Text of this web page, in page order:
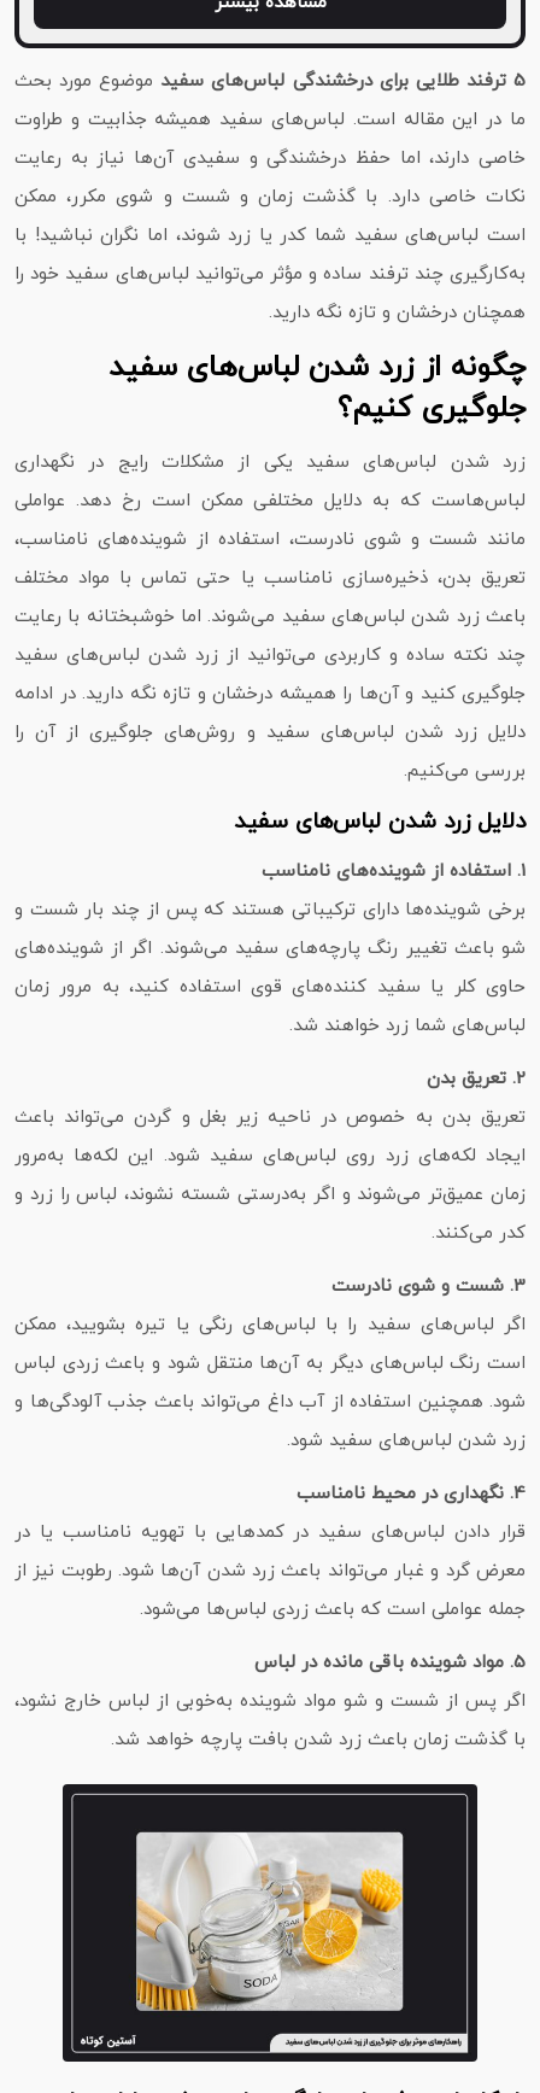
5 ترفند طلایی برای درخشندگی لباس‌های سفید
موضوع مورد بحث
ما در این مقاله است. لباس‌های سفید همیشه جذابیت و طراوت
خاصی دارند، اما حفظ درخشندگی و سفیدی آن‌ها نیاز به رعایت
نکات خاصی دارد. با گذشت زمان و شست و شوی مکرر، ممکن
است لباس‌های سفید شما کدر یا زرد شوند، اما نگران نباشید! با
به‌کارگیری چند ترفند ساده و مؤثر می‌توانید لباس‌های سفید خود را
همچنان درخشان و تازه نگه دارید.
چگونه از زرد شدن لباس‌های سفید
جلوگیری کنیم؟
زرد شدن لباس‌های سفید یکی از مشکلات رایج در نگهداری
لباس‌هاست که به دلایل مختلفی ممکن است رخ دهد. عواملی
مانند شست‌ و شوی نادرست، استفاده از شوینده‌های نامناسب،
تعریق بدن، ذخیره‌سازی نامناسب یا حتی تماس با مواد مختلف
باعث زرد شدن لباس‌های سفید می‌شوند. اما خوشبختانه با رعایت
چند نکته ساده و کاربردی می‌توانید از زرد شدن لباس‌های سفید
جلوگیری کنید و آن‌ها را همیشه درخشان و تازه نگه دارید. در ادامه
دلایل زرد شدن لباس‌های سفید و روش‌های جلوگیری از آن را
بررسی می‌کنیم.
دلایل زرد شدن لباس‌های سفید
1. استفاده از شوینده‌های نامناسب
برخی شوینده‌ها دارای ترکیباتی هستند که پس از چند بار شست‌ و
شو باعث تغییر رنگ پارچه‌های سفید می‌شوند. اگر از شوینده‌های
حاوی کلر یا سفید کننده‌های قوی استفاده کنید، به مرور زمان
لباس‌های شما زرد خواهند شد.
2. تعریق بدن
تعریق بدن به‌ خصوص در ناحیه زیر بغل و گردن می‌تواند باعث
ایجاد لکه‌های زرد روی لباس‌های سفید شود. این لکه‌ها به‌مرور
زمان عمیق‌تر می‌شوند و اگر به‌درستی شسته نشوند، لباس را زرد و
کدر می‌کنند.
3. شست‌ و شوی نادرست
اگر لباس‌های سفید را با لباس‌های رنگی یا تیره بشویید، ممکن
است رنگ لباس‌های دیگر به آن‌ها منتقل شود و باعث زردی لباس
شود. همچنین استفاده از آب داغ می‌تواند باعث جذب آلودگی‌ها و
زرد شدن لباس‌های سفید شود.
4. نگهداری در محیط نامناسب
قرار دادن لباس‌های سفید در کمدهایی با تهویه نامناسب یا در
معرض گرد و غبار می‌تواند باعث زرد شدن آن‌ها شود. رطوبت نیز از
جمله عواملی است که باعث زردی لباس‌ها می‌شود.
5. مواد شوینده باقی‌ مانده در لباس
اگر پس از شست‌ و شو مواد شوینده به‌خوبی از لباس خارج نشود،
با گذشت زمان باعث زرد شدن بافت پارچه خواهد شد.